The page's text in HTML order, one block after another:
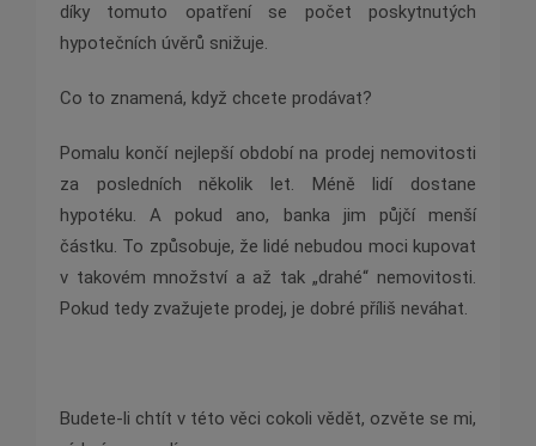
díky tomuto opatření se počet poskytnutých
hypotečních úvěrů snižuje.
Co to znamená, když chcete prodávat?
Pomalu končí nejlepší období na prodej nemovitosti
za posledních několik let. Méně lidí dostane
hypotéku. A pokud ano, banka jim půjčí menší
částku. To způsobuje, že lidé nebudou moci kupovat
v takovém množství a až tak „drahé“ nemovitosti.
Pokud tedy zvažujete prodej, je dobré příliš neváhat.
Budete-li chtít v této věci cokoli vědět, ozvěte se mi,